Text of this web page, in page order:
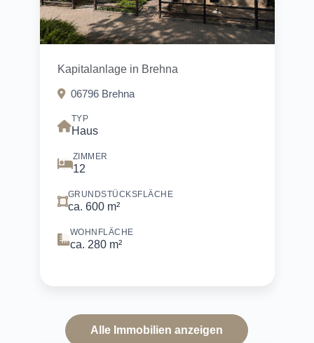
Kapitalanlage in Brehna
06796 Brehna
TYP
Haus
ZIMMER
12
GRUNDSTÜCKSFLÄCHE
ca. 600 m²
WOHNFLÄCHE
ca. 280 m²
Alle Immobilien anzeigen